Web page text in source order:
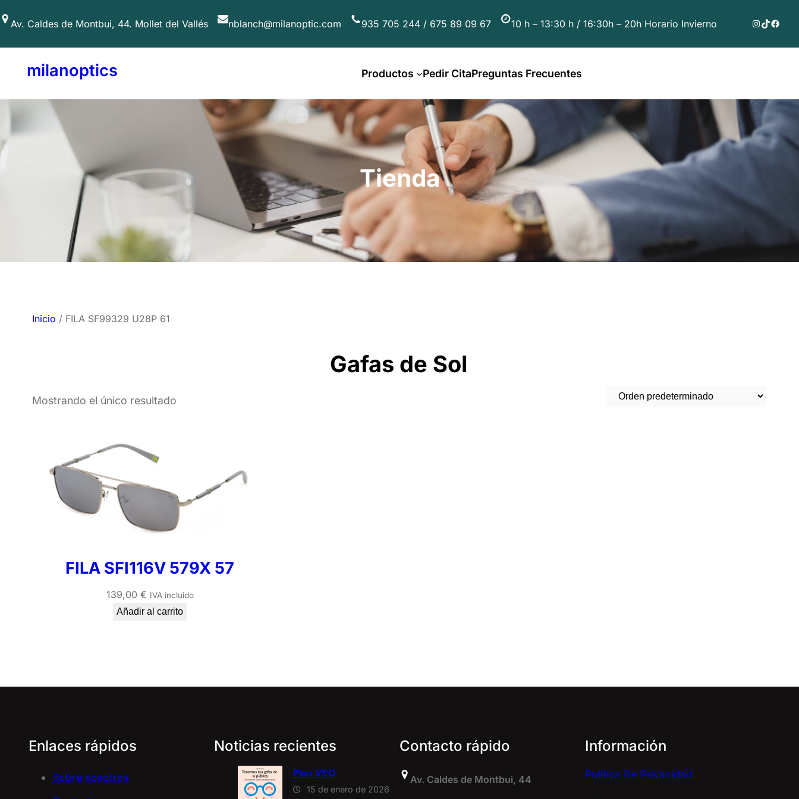
Av. Caldes de Montbui, 44. Mollet del Vallés nblanch@milanoptic.com 935 705 244 / 675 89 09 67 10 h – 13:30 h / 16:30h – 20h Horario Invierno Instagram
TikTok
milanoptics Productos Pedir CitaPreguntas Frecuentes
Tienda
Inicio / FILA SF99329 U28P 61
Gafas de Sol
Mostrando el único resultado
FILA SFI116V 579X 57
139,00 € IVA incluido
Añadir al carrito
Enlaces rápidos
Sobre nosotros
Noticias recientes
Plan VEO
15 de enero de 2026
Contacto rápido
Av. Caldes de Montbui, 44
Información
Política De Privacidad